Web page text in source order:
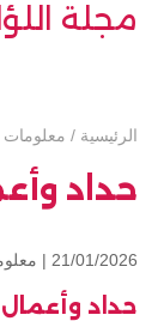
مجلة
الرئيسية / معلومات
حداد
21/01/2026 |
حداد